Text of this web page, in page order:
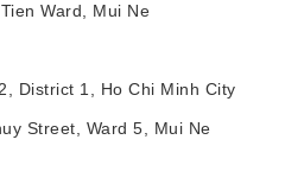
Ward, Mui Ne
District 1, Ho Chi Minh City
Street, Ward 5, Mui Ne